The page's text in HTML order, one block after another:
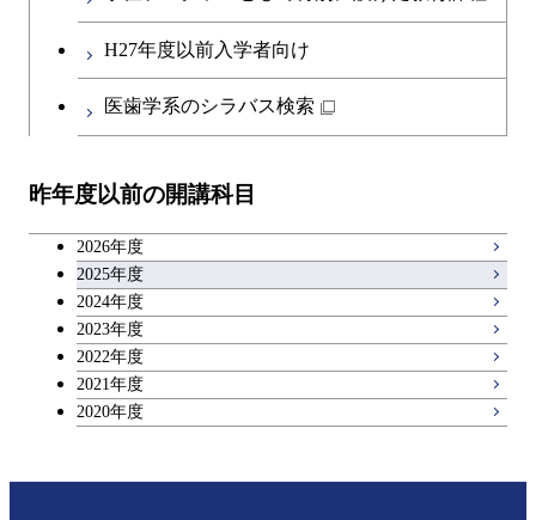
第二外国語科目
アントレプレナーシップ科目
H27年度以前入学者向け
医歯学系のシラバス検索
昨年度以前の開講科目
2026年度
2025年度
2024年度
2023年度
2022年度
2021年度
2020年度